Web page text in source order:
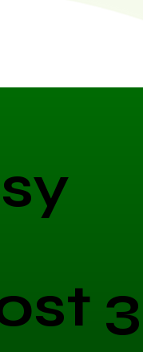
3